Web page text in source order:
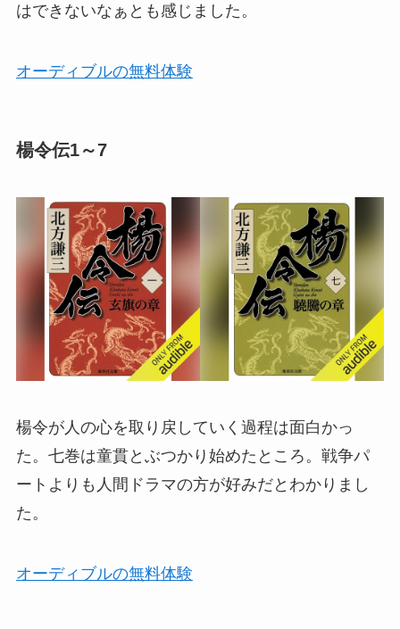
はできないなぁとも感じました。
オーディブルの無料体験
楊令伝1～7
楊令が人の心を取り戻していく過程は面白かっ
た。七巻は童貫とぶつかり始めたところ。戦争パ
ートよりも人間ドラマの方が好みだとわかりまし
た。
オーディブルの無料体験